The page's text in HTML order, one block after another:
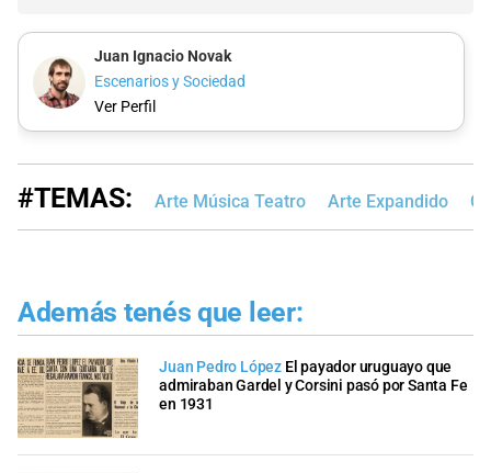
Juan Ignacio Novak
Escenarios y Sociedad
Ver Perfil
#TEMAS: Arte Música Teatro Arte Expandido
Además tenés que leer:
Juan Pedro López El payador uruguayo que
admiraban Gardel y Corsini pasó por Santa Fe
en 1931